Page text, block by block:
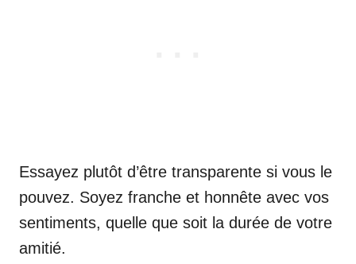
Essayez plutôt d’être transparente si vous le
pouvez. Soyez franche et honnête avec vos
sentiments, quelle que soit la durée de votre
amitié.